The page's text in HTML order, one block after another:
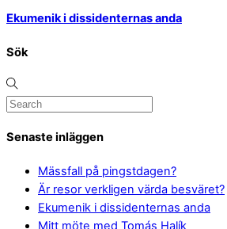
Ekumenik i dissidenternas anda
Sök
Senaste inläggen
Mässfall på pingstdagen?
Är resor verkligen värda besväret?
Ekumenik i dissidenternas anda
Mitt möte med Tomás Halík